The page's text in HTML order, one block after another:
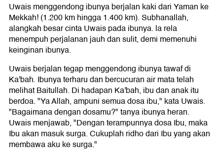
Uwais menggendong ibunya berjalan kaki dari Yaman ke
Mekkah! (1.200 km hingga 1.400 km). Subhanallah,
alangkah besar cinta Uwais pada ibunya. la rela
menempuh perjalanan jauh dan sulit, demi memenuhi
keinginan ibunya.
Uwais berjalan tegap menggendong ibunya tawaf di
Ka'bah. Ibunya terharu dan bercucuran air mata telah
melihat Baitullah. Di hadapan Ka'bah, ibu dan anak itu
berdoa. "Ya Allah, ampuni semua dosa ibu," kata Uwais.
"Bagaimana dengan dosamu?" tanya ibunya heran.
Uwais menjawab, "Dengan terampunnya dosa Ibu, maka
Ibu akan masuk surga. Cukuplah ridho dari Ibu yang akan
membawa aku ke surga."